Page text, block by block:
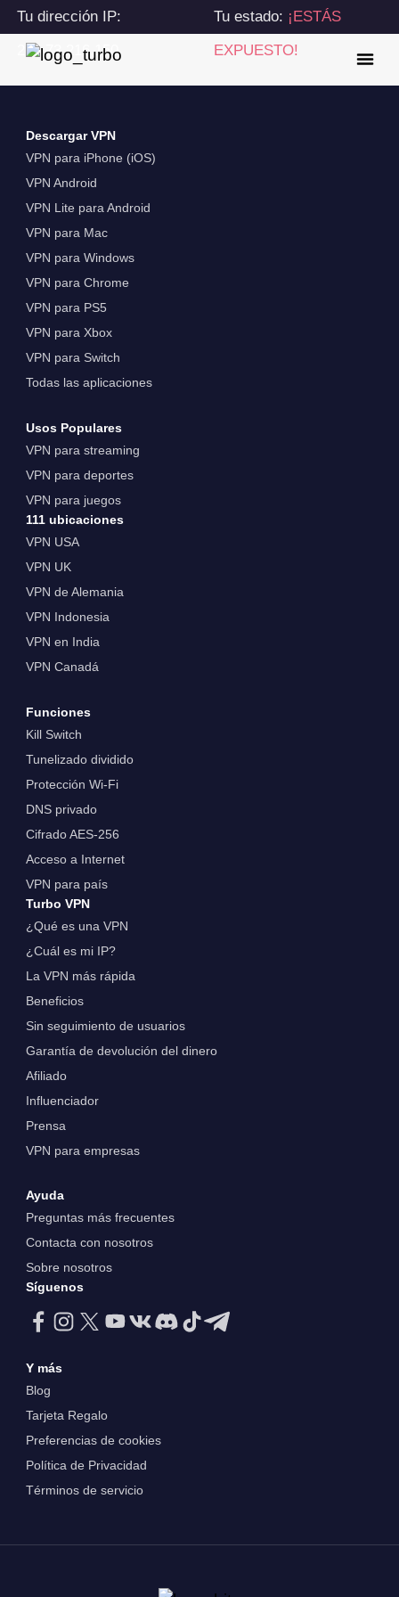
Tu dirección IP:
216.73.216.150
Tu estado: ¡ESTÁS
EXPUESTO!
Descargar VPN
VPN para iPhone (iOS)
VPN Android
VPN Lite para Android
VPN para Mac
VPN para Windows
VPN para Chrome
VPN para PS5
VPN para Xbox
VPN para Switch
Todas las aplicaciones
Usos Populares
VPN para streaming
VPN para deportes
VPN para juegos
111 ubicaciones
VPN USA
VPN UK
VPN de Alemania
VPN Indonesia
VPN en India
VPN Canadá
Funciones
Kill Switch
Tunelizado dividido
Protección Wi-Fi
DNS privado
Cifrado AES-256
Acceso a Internet
VPN para país
Turbo VPN
¿Qué es una VPN
¿Cuál es mi IP?
La VPN más rápida
Beneficios
Sin seguimiento de usuarios
Garantía de devolución del dinero
Afiliado
Influenciador
Prensa
VPN para empresas
Ayuda
Preguntas más frecuentes
Contacta con nosotros
Sobre nosotros
Síguenos
Y más
Blog
Tarjeta Regalo
Preferencias de cookies
Política de Privacidad
Términos de servicio